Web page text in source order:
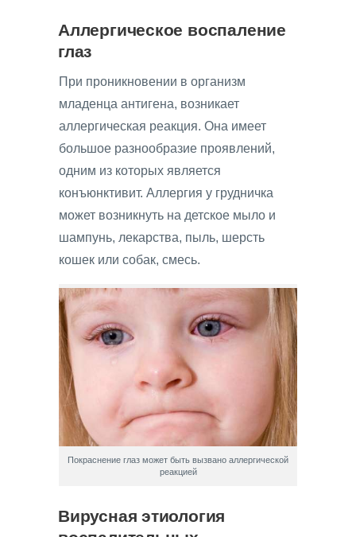
Аллергическое воспаление
глаз
При проникновении в организм
младенца антигена, возникает
аллергическая реакция. Она имеет
большое разнообразие проявлений,
одним из которых является
конъюнктивит. Аллергия у грудничка
может возникнуть на детское мыло и
шампунь, лекарства, пыль, шерсть
кошек или собак, смесь.
Покраснение глаз может быть вызвано аллергической
реакцией
Вирусная этиология